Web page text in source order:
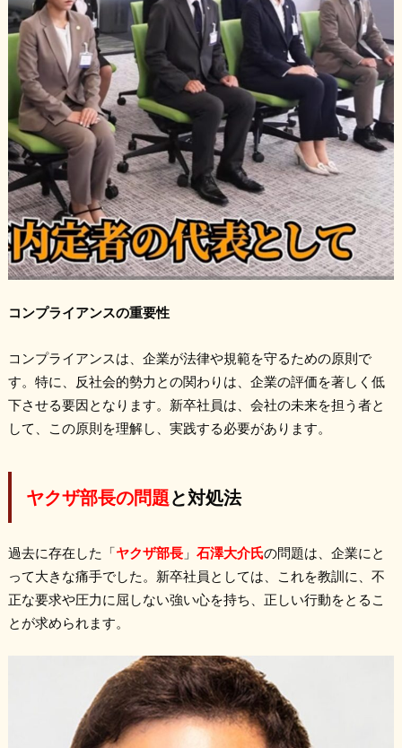
コンプライアンスの重要性
コンプライアンスは、企業が法律や規範を守るための原則で
す。特に、反社会的勢力との関わりは、企業の評価を著しく低
下させる要因となります。新卒社員は、会社の未来を担う者と
して、この原則を理解し、実践する必要があります。
ヤクザ部長の問題と対処法
過去に存在した「ヤクザ部長」 石澤大介氏の問題は、企業にと
って大きな痛手でした。新卒社員としては、これを教訓に、不
正な要求や圧力に屈しない強い心を持ち、正しい行動をとるこ
とが求められます。